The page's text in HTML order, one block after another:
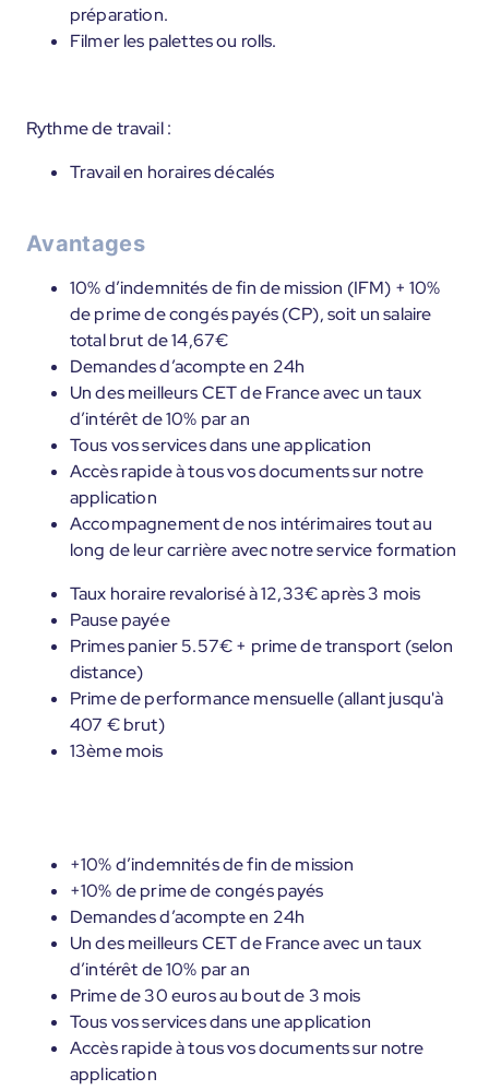
préparation.
Filmer les palettes ou rolls.
Rythme de travail :
Travail en horaires décalés
Avantages
10% d’indemnités de fin de mission (IFM) + 10%
de prime de congés payés (CP), soit un salaire
total brut de 14,67€
Demandes d’acompte en 24h
Un des meilleurs CET de France avec un taux
d’intérêt de 10% par an
Tous vos services dans une application
Accès rapide à tous vos documents sur notre
application
Accompagnement de nos intérimaires tout au
long de leur carrière avec notre service formation
Taux horaire revalorisé à 12,33€ après 3 mois
Pause payée
Primes panier 5.57€ + prime de transport (selon
distance)
Prime de performance mensuelle (allant jusqu'à
407 € brut)
13ème mois
+10% d’indemnités de fin de mission
+10% de prime de congés payés
Demandes d’acompte en 24h
Un des meilleurs CET de France avec un taux
d’intérêt de 10% par an
Prime de 30 euros au bout de 3 mois
Tous vos services dans une application
Accès rapide à tous vos documents sur notre
application